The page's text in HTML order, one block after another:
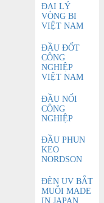
ĐẠI LÝ
VÒNG BI
VIỆT NAM
ĐẦU ĐỐT
CÔNG
NGHIỆP
VIỆT NAM
ĐẦU NỐI
CÔNG
NGHIỆP
ĐẦU PHUN
KEO
NORDSON
ĐÈN UV BẮT
MUỖI MADE
IN JAPAN